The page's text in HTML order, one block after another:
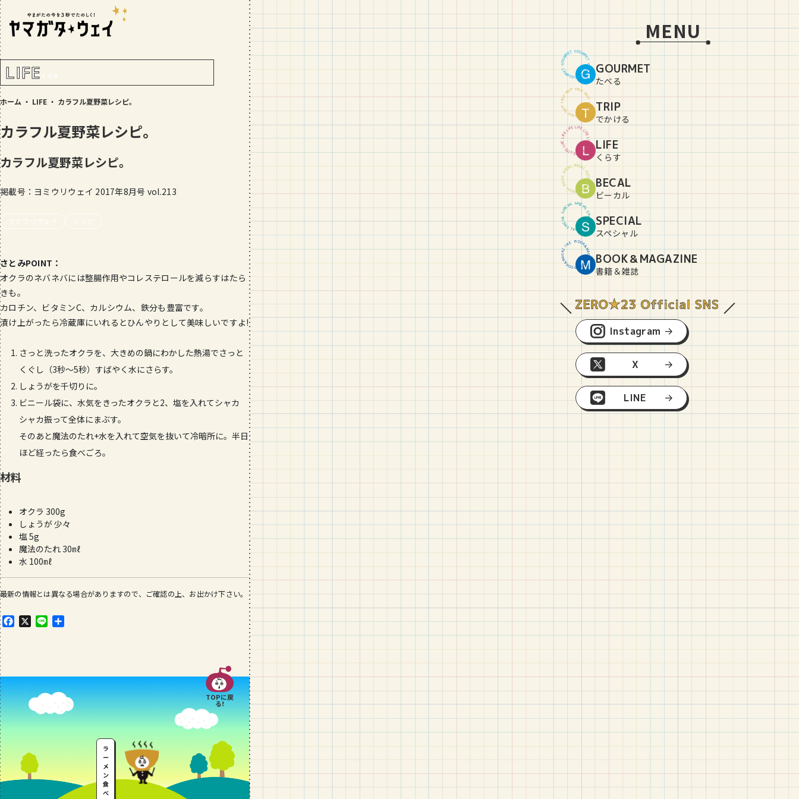
RANKING!
地元民が選ぶ山形県ラーメン人気店
GOURMET
おすすめ！山形のそば【23選】地元民
の人気ランキング付！～日刊ヤマガタ
GOURMET
局何が効果的？～おすすめのお取り寄
段数や所要時間をご紹介！
山形のおすすめパン屋さん【26選】地
元民が選ぶランキングBEST５付き！
MENU
GOURME
T
G
O
U
R
M
E
T
G
O
U
R
M
E
T
G
O
U
RMET
GOURMET
たべる
TRIPT
RI
P
T
R
P
T
R
T
R
I
P
T
R
I
P
T
R
I
P
T
RIP
TRIP
でかける
LIFEL
IF
E
L
F
L
I
FE
F
E
L
I
F
E
L
I
F
E
L
IF
E
LIFE
LIFE
くらす
BECA
L
BE
C
A
L
B
E
C
A
B
E
C
A
L
B
E
C
A
L
BE
CAL
BECAL
ビーカル
SPECI
A
L
SP
E
C
A
L
S
P
CI
A
L
S
P
E
C
I
A
L
SP
E
CIAL
SPECIAL
スペシャル
BOOK
&M
A
G
A
Z
I
N
E
B
O
O
K
&
M
A
G
A
Z
I
NE
BOOK＆MAGAZINE
書籍＆雑誌
Instagram
X
LINE
LIFE くらす
ホーム ・ LIFE ・ カラフル夏野菜レシピ。
カラフル夏野菜レシピ。
カラフル夏野菜レシピ。
掲載号：ヨミウリウェイ 2017年8月号 vol.213
ヨミウリウェイ レシピ
さとみPOINT：
オクラのネバネバには整腸作用やコレステロールを減らすはたら
きも。
カロチン、ビタミンC、カルシウム、鉄分も豊富です。
漬け上がったら冷蔵庫にいれるとひんやりとして美味しいですよ!
さっと洗ったオクラを、大きめの鍋にわかした熱湯でさっと
くぐし（3秒〜5秒）すばやく水にさらす。
しょうがを千切りに。
ビニール袋に、水気をきったオクラと2、塩を入れてシャカ
シャカ振って全体にまぶす。
そのあと魔法のたれ+水を入れて空気を抜いて冷暗所に。半日
ほど経ったら食べごろ。
材料
オクラ 300g
しょうが 少々
塩 5g
魔法のたれ 30㎖
水 100㎖
最新の情報とは異なる場合がありますので、ご確認の上、お出かけ下さい。
F
o
o
k
X
L
TOPに戻
る!
ラ
ー
メ
ン
食
べ